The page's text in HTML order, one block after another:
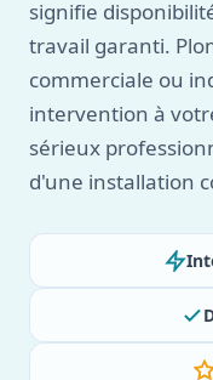
signifie
travail garanti.
commerciale ou
intervention à
sérieux
d'une installation